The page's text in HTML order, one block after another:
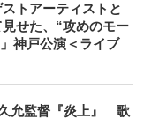
トアーティストと
せた、“攻めのモー
神戸公演＜ライブ
允監督『炎上』 歌